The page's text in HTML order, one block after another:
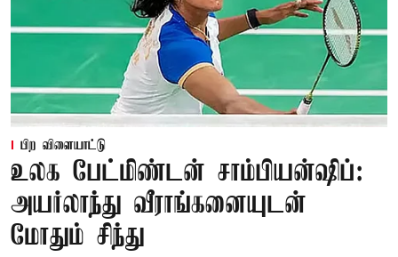
பிற விளையாட்டு
உலக பேட்மிண்டன் சாம்பியன்ஷிப்:
அயர்லாந்து வீராங்கனையுடன்
மோதும் சிந்து